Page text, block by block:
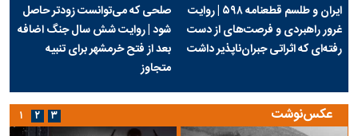
ایران و طلسم قطعنامه ۵۹۸ | روایت
غرور راهبردی و فرصت‌های از دست
رفته‌ای که اثراتی جبران‌ناپذیر داشت
صلحی که می‌توانست زودتر حاصل
شود | روایت شش سال جنگ اضافه
بعد از فتح خرمشهر برای تنبیه
متجاوز
عکس‌نوشت ۱ ۲ ۳